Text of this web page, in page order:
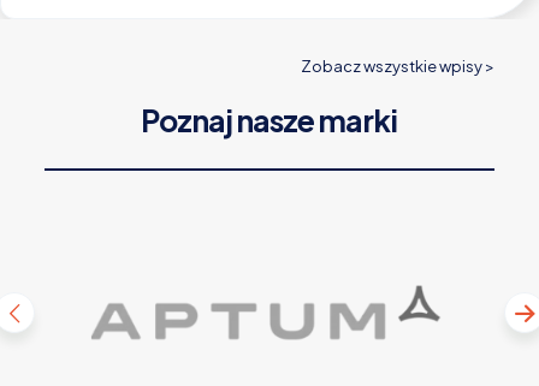
Zobacz wszystkie wpisy >
Poznaj nasze marki